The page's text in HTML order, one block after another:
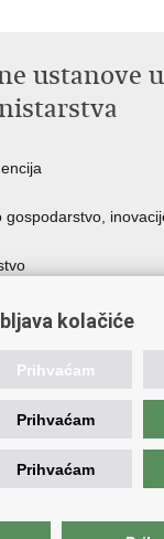
ustanove u
gospodarstvo,
kolačiće
Prihvaćam
Prihvaćam
Prihvaćam